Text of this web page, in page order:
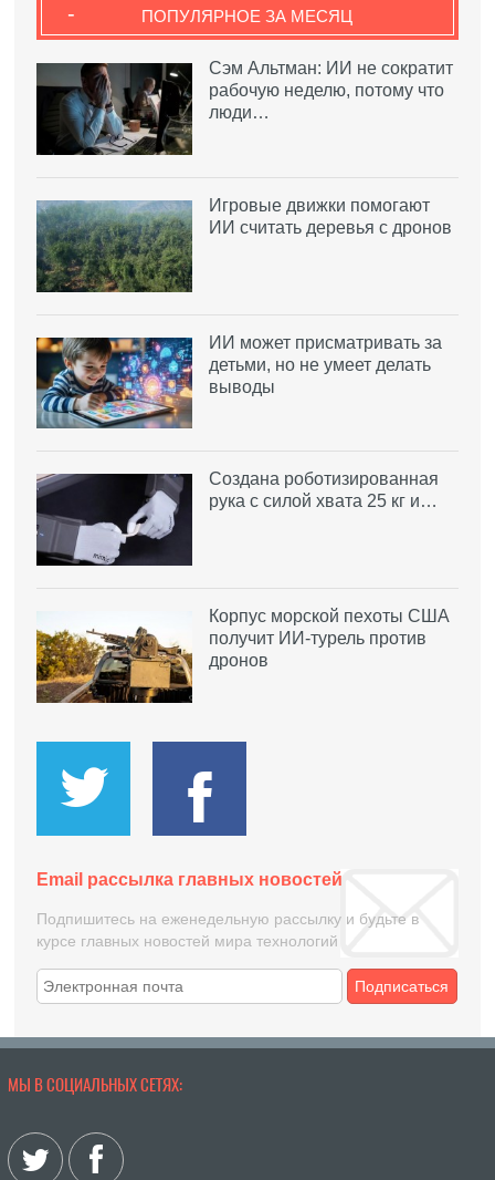
ПОПУЛЯРНОЕ ЗА МЕСЯЦ
-
Сэм Альтман: ИИ не сократит
рабочую неделю, потому что
люди…
Игровые движки помогают
ИИ считать деревья с дронов
ИИ может присматривать за
детьми, но не умеет делать
выводы
Создана роботизированная
рука с силой хвата 25 кг и…
Корпус морской пехоты США
получит ИИ-турель против
дронов
Email рассылка главных новостей
Подпишитесь на еженедельную рассылку и будьте в
курсе главных новостей мира технологий
Подписаться
МЫ В СОЦИАЛЬНЫХ СЕТЯХ: